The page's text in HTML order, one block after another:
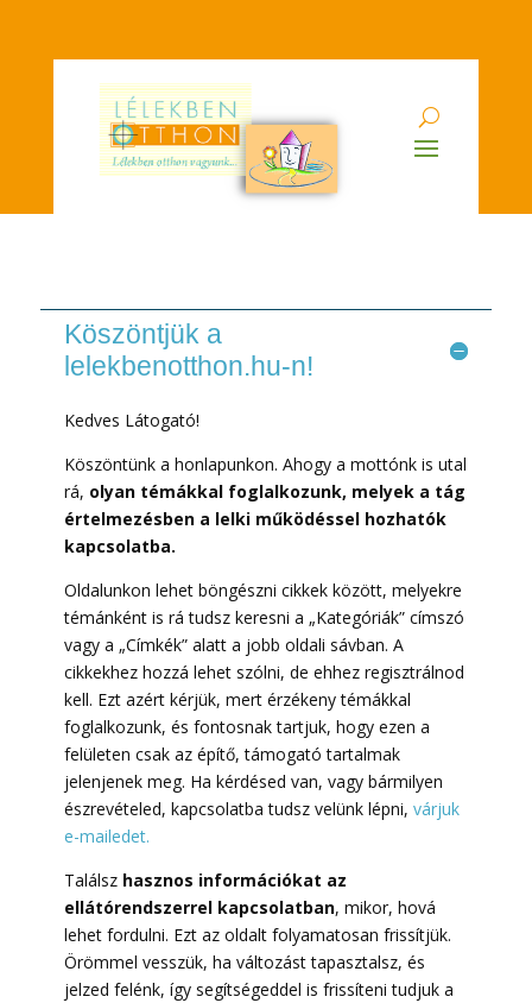
Köszöntjük a
lelekbenotthon.hu-n!
Kedves Látogató!
Köszöntünk a honlapunkon. Ahogy a mottónk is utal
rá, olyan témákkal foglalkozunk, melyek a tág
értelmezésben a lelki működéssel hozhatók
kapcsolatba.
Oldalunkon lehet böngészni cikkek között, melyekre
témánként is rá tudsz keresni a „Kategóriák” címszó
vagy a „Címkék” alatt a jobb oldali sávban. A
cikkekhez hozzá lehet szólni, de ehhez regisztrálnod
kell. Ezt azért kérjük, mert érzékeny témákkal
foglalkozunk, és fontosnak tartjuk, hogy ezen a
felületen csak az építő, támogató tartalmak
jelenjenek meg. Ha kérdésed van, vagy bármilyen
észrevételed, kapcsolatba tudsz velünk lépni, várjuk
e-mailedet.
Találsz hasznos információkat az
ellátórendszerrel kapcsolatban, mikor, hová
lehet fordulni. Ezt az oldalt folyamatosan frissítjük.
Örömmel vesszük, ha változást tapasztalsz, és
jelzed felénk, így segítségeddel is frissíteni tudjuk a